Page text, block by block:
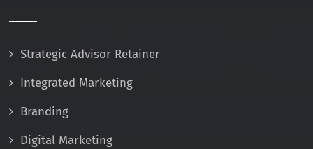
Strategic Advisor Retainer
Integrated Marketing
Branding
Digital Marketing